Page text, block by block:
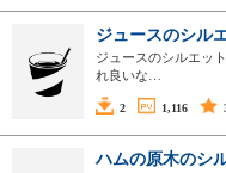
ジュースのシル
ジュースのシルエッ
れ良いな…
2 1,116
ハムの原木のシ